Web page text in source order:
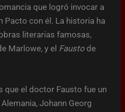
que logró invocar a
Pacto con él. La historia ha
literarias famosas,
Marlowe, y el Fausto de
que el doctor Fausto fue un
Johann Georg